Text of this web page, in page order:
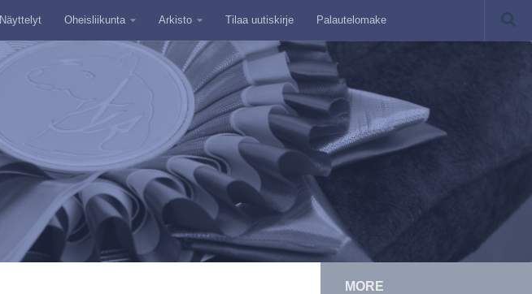
Näyttelyt Oheisliikunta Arkisto Tilaa uutiskirje Palautelomake
MORE